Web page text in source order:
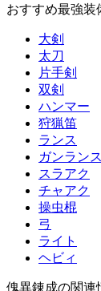
おすすめ最強装
大剣
太刀
片手剣
双剣
ハンマー
狩猟笛
ランス
ガンランス
スラアク
チャアク
操虫棍
弓
ライト
ヘビィ
傀異錬成の関連